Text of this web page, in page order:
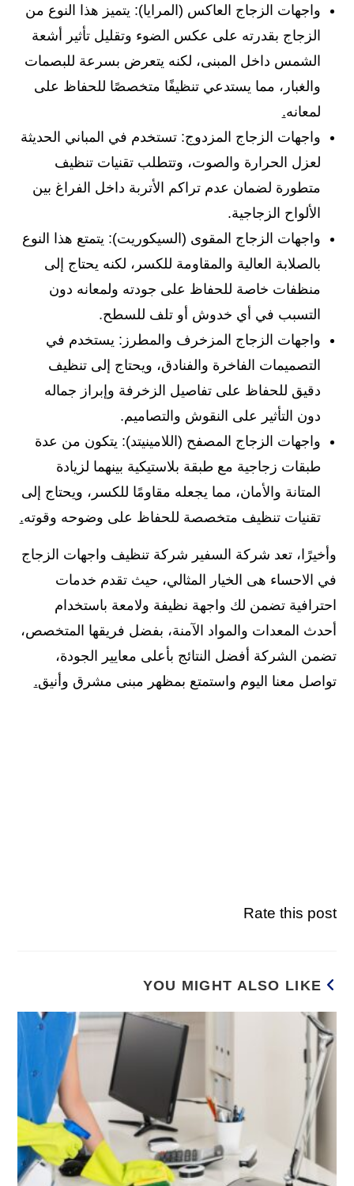
واجهات الزجاج العاكس (المرايا): يتميز هذا النوع من
الزجاج بقدرته على عكس الضوء وتقليل تأثير أشعة
الشمس داخل المبنى، لكنه يتعرض بسرعة للبصمات
والغبار، مما يستدعي تنظيفًا متخصصًا للحفاظ على
لمعانه.
واجهات الزجاج المزدوج: تستخدم في المباني الحديثة
لعزل الحرارة والصوت، وتتطلب تقنيات تنظيف
متطورة لضمان عدم تراكم الأتربة داخل الفراغ بين
الألواح الزجاجية.
واجهات الزجاج المقوى (السيكوريت): يتمتع هذا النوع
بالصلابة العالية والمقاومة للكسر، لكنه يحتاج إلى
منظفات خاصة للحفاظ على جودته ولمعانه دون
التسبب في أي خدوش أو تلف للسطح.
واجهات الزجاج المزخرف والمطرز: يستخدم في
التصميمات الفاخرة والفنادق، ويحتاج إلى تنظيف
دقيق للحفاظ على تفاصيل الزخرفة وإبراز جماله
دون التأثير على النقوش والتصاميم.
واجهات الزجاج المصفح (اللامينيتد): يتكون من عدة
طبقات زجاجية مع طبقة بلاستيكية بينهما لزيادة
المتانة والأمان، مما يجعله مقاومًا للكسر، ويحتاج إلى
تقنيات تنظيف متخصصة للحفاظ على وضوحه وقوته.
وأخيرًا، تعد شركة السفير شركة تنظيف واجهات الزجاج
في الاحساء هى الخيار المثالي، حيث تقدم خدمات
احترافية تضمن لك واجهة نظيفة ولامعة باستخدام
أحدث المعدات والمواد الآمنة، بفضل فريقها المتخصص،
تضمن الشركة أفضل النتائج بأعلى معايير الجودة،
تواصل معنا اليوم واستمتع بمظهر مبنى مشرق وأنيق.
Rate this post
YOU MIGHT ALSO LIKE